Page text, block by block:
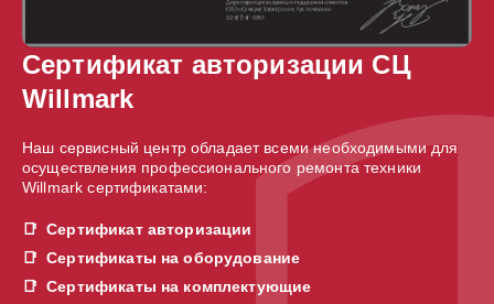
Сертификат авторизации СЦ
Willmark
Наш сервисный центр обладает всеми необходимыми для
осуществления профессионального ремонта техники
Willmark сертификатами:
Сертификат авторизации
Сертификаты на оборудование
Сертификаты на комплектующие